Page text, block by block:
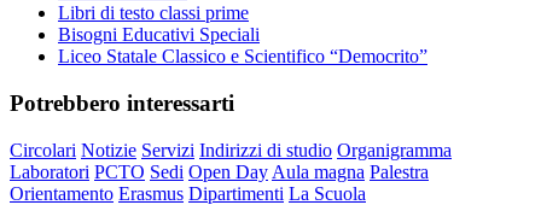
Libri di testo classi prime
Bisogni Educativi Speciali
Liceo Statale Classico e Scientifico “Democrito”
Potrebbero interessarti
Circolari Notizie Servizi Indirizzi di studio Organigramma
Laboratori PCTO Sedi Open Day Aula magna Palestra
Orientamento Erasmus Dipartimenti La Scuola